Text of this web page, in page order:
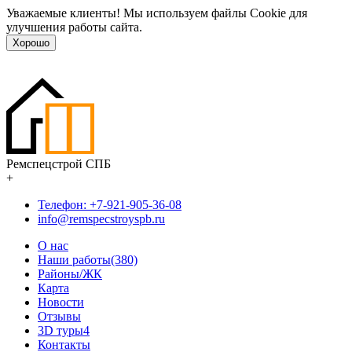
Уважаемые клиенты! Мы используем файлы Cookie для
улучшения работы сайта.
Хорошо
Ремспецстрой СПБ
+
Телефон: +7-921-905-36-08
info@remspecstroyspb.ru
О нас
Наши работы(380)
Районы/ЖК
Карта
Новости
Отзывы
3D туры4
Контакты